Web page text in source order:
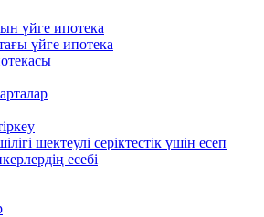
үйге ипотека
үйге ипотека
шектеулі серіктестік үшін есеп
есебі